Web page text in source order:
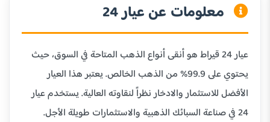
معلومات عن عيار 24
عيار 24 قيراط هو أنقى أنواع الذهب المتاحة في السوق، حيث
يحتوي على 99.9% من الذهب الخالص. يعتبر هذا العيار
الأفضل للاستثمار والادخار نظراً لنقاوته العالية. يستخدم عيار
24 في صناعة السبائك الذهبية والاستثمارات طويلة الأجل.